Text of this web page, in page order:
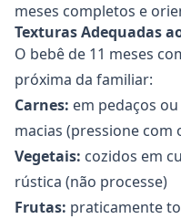
meses completos e
Texturas Adequadas
O bebê de 11 meses
próxima da familiar:
Carnes: em pedaços
macias (pressione com
Vegetais: cozidos em
rústica (não processe)
Frutas: praticamente